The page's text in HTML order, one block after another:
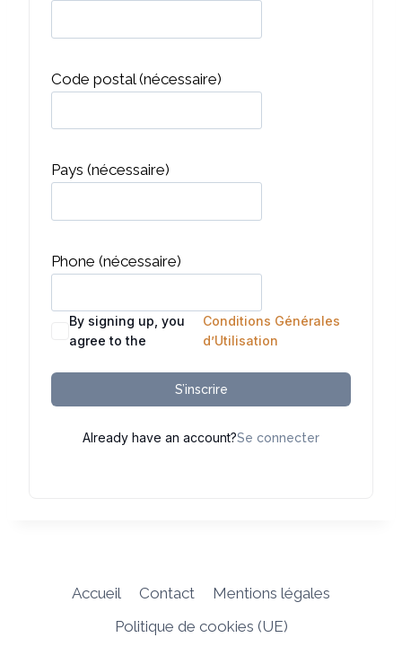
Code postal(nécessaire)
Pays (nécessaire)
Phone (nécessaire)
By signing up, you
agree to the
Conditions Générales
d’Utilisation
S’inscrire
Already have an account?Se connecter
Accueil Contact
Mentions légales
Politique de cookies (UE)